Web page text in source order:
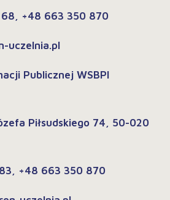
68, +48 663 350 870
uczelnia.pl
Publicznej WSBPI
Piłsudskiego 74, 50-020
+48 663 350 870